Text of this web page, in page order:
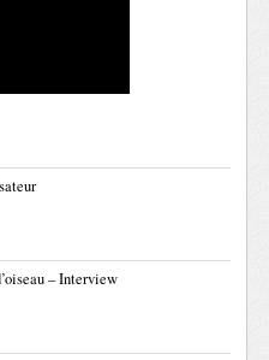
– Interview